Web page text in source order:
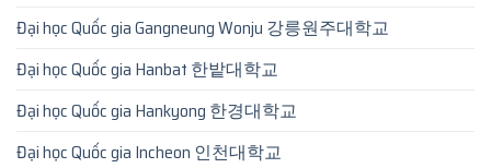
Đại học Quốc gia Gangneung Wonju 강릉원주대학교
Đại học Quốc gia Hanbat 한밭대학교
Đại học Quốc gia Hankyong 한경대학교
Đại học Quốc gia Incheon 인천대학교